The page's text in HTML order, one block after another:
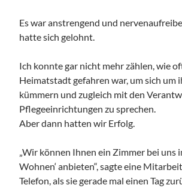
Es war anstrengend und
hatte sich gelohnt.
Ich konnte gar nicht mehr zählen, wie
Heimatstadt gefahren war, um sich um
kümmern und zugleich mit den
Pflegeeinrichtungen zu sprechen.
Aber dann hatten wir Erfolg.
„Wir können Ihnen ein Zimmer bei uns
Wohnen‘ anbieten“, sagte eine
Telefon, als sie gerade mal einen Tag